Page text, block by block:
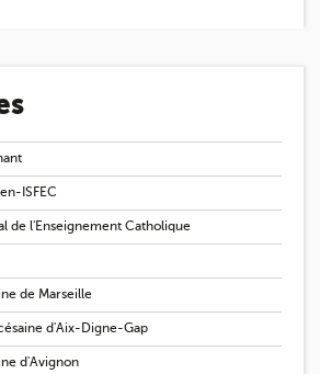
ISFEC
de l'Enseignement Catholique
de Marseille
d'Aix-Digne-Gap
d'Avignon